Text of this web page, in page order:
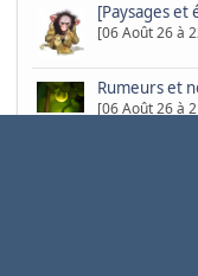
[Paysages et
[06 Août 26 à
Rumeurs et
[06 Août 26 à